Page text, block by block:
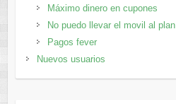
Máximo dinero en cupones
No puedo llevar el movil al plan
Pagos fever
Nuevos usuarios